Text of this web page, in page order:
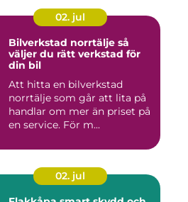
02. jul
Bilverkstad norrtälje så
väljer du rätt verkstad för
din bil
Att hitta en bilverkstad
norrtälje som går att lita på
handlar om mer än priset på
en service. För m...
02. jul